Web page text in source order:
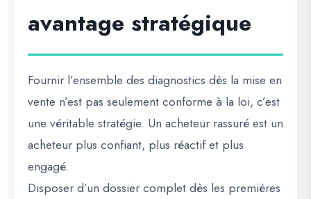
avantage stratégique
Fournir l’ensemble des diagnostics dès la mise en
vente n’est pas seulement conforme à la loi, c’est
une véritable stratégie. Un acheteur rassuré est un
acheteur plus confiant, plus réactif et plus
engagé.
Disposer d’un dossier complet dès les premières